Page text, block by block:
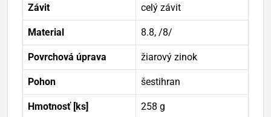
Závit celý závit
Material 8.8, /8/
Povrchová úprava žiarový zinok
Pohon šestihran
Hmotnosť [ks] 258 g